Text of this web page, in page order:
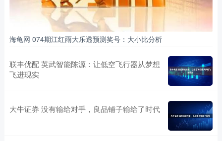
海龟网 074期江红雨大乐透预测奖号：大小比分析
联丰优配 英武智能陈源：让低空飞行器从梦想
飞进现实
大牛证券 没有输给对手，良品铺子输给了时代